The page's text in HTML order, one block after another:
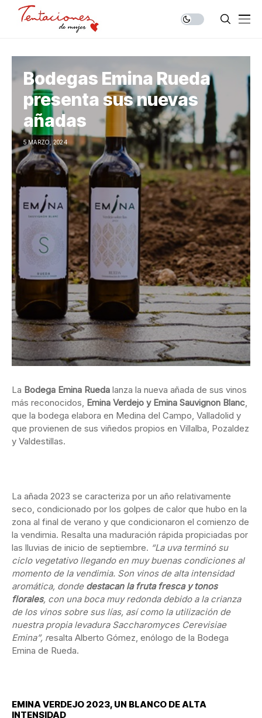
Bodegas Emina Rueda
presenta sus nuevas
añadas
5 MARZO, 2024
La Bodega Emina Rueda lanza la nueva añada de sus vinos
más reconocidos, Emina Verdejo y Emina Sauvignon Blanc,
que la bodega elabora en Medina del Campo, Valladolid y
que provienen de sus viñedos propios en Villalba, Pozaldez
y Valdestillas.
La añada 2023 se caracteriza por un año relativamente
seco, condicionado por los golpes de calor que hubo en la
zona al final de verano y que condicionaron el comienzo de
la vendimia. Resalta una maduración rápida propiciadas por
las lluvias de inicio de septiembre. “La uva terminó su
ciclo vegetativo llegando en muy buenas condiciones al
momento de la vendimia. Son vinos de alta intensidad
aromática, donde destacan la fruta fresca y tonos
florales, con una boca muy redonda debido a la crianza
de los vinos sobre sus lías, así como la utilización de
nuestra propia levadura Saccharomyces Cerevisiae
Emina”, resalta Alberto Gómez, enólogo de la Bodega
Emina de Rueda.
EMINA VERDEJO 2023, UN BLANCO DE ALTA
INTENSIDAD